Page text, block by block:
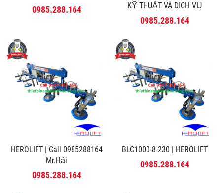
0985.288.164
KỸ THUẬT VÀ DỊCH VỤ
MINH PHÚ
0985.288.164
HEROLIFT | Call 0985288164
Mr.Hải
0985.288.164
BLC1000-8-230 | HEROLIFT
0985.288.164